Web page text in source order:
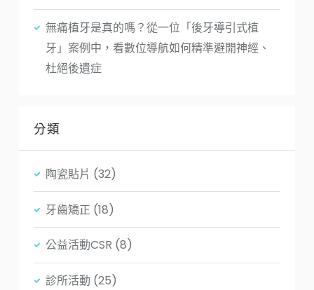
無痛植牙是真的嗎？從一位「後牙導引式植
牙」案例中，看數位導航如何精準避開神經、
杜絕後遺症
分類
陶瓷貼片 (32)
牙齒矯正 (18)
公益活動CSR (8)
診所活動 (25)